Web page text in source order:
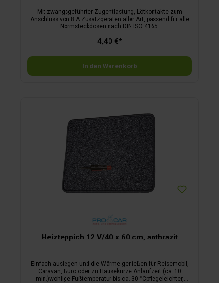
Mit zwangsgeführter Zugentlastung, Lötkontakte zum
Anschluss von 8 A Zusatzgeräten aller Art, passend für alle
Normsteckdosen nach DIN ISO 4165.
4,40 €*
In den Warenkorb
Heizteppich 12 V/40 x 60 cm, anthrazit
Einfach auslegen und die Wärme genießen.für Reisemobil,
Caravan, Büro oder zu Hausekurze Anlaufzeit (ca. 10
min.)wohlige Fußtemperatur bis ca. 30 °Cpflegeleichter,